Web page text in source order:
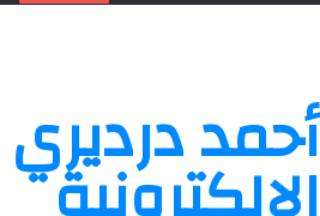
أحمد درديري